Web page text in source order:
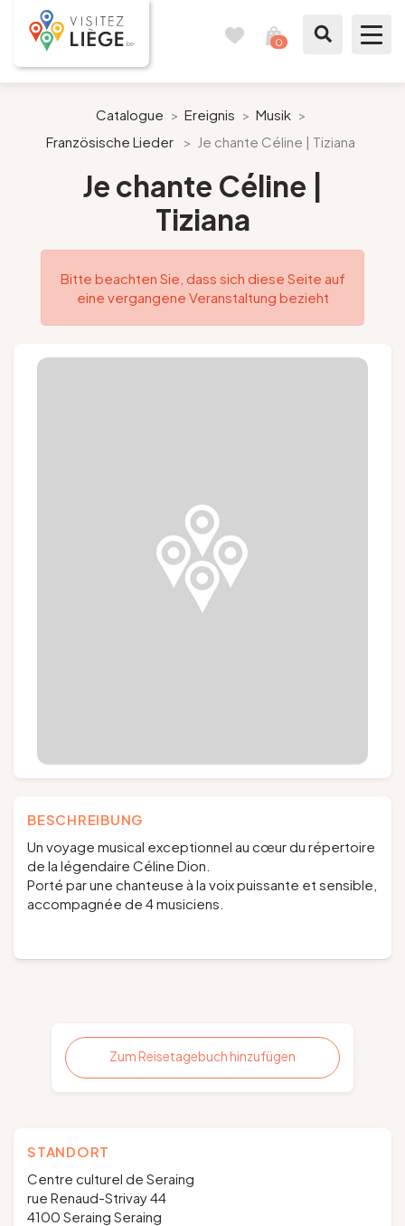
0
Wie ein Bürger von Lüttich
Meinen Aufenthalt vorbereiten
Unsere Vorschläge
Stadt Lüttich
Catalogue > Ereignis > Musik >
Französische Lieder
> Je chante Céline | Tiziana
Je chante Céline |
Tiziana
Bitte beachten Sie, dass sich diese Seite auf
eine vergangene Veranstaltung bezieht
BESCHREIBUNG
Un voyage musical exceptionnel au cœur du répertoire
de la légendaire Céline Dion.
Porté par une chanteuse à la voix puissante et sensible,
accompagnée de 4 musiciens.
Zum Reisetagebuch hinzufügen
STANDORT
Centre culturel de Seraing
rue Renaud-Strivay 44
4100 Seraing Seraing